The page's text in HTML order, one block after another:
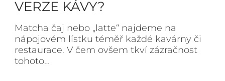
VERZE KÁVY?
Matcha čaj nebo „latte“ najdeme na
nápojovém lístku téměř každé kavárny či
restaurace. V čem ovšem tkví zázračnost
tohoto…